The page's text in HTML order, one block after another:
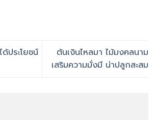
ประโยชน์
ต้นเงินไหลมา ไม้มงคลนาม
เสริมความมั่งมี น่าปลูกสะสม